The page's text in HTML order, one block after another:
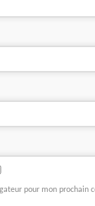
pour mon prochain